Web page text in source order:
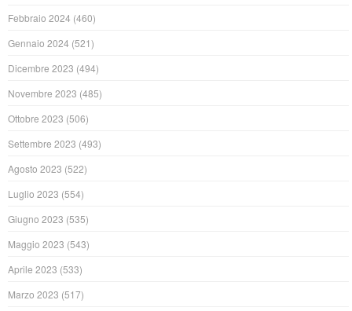
Febbraio 2024 (460)
Gennaio 2024 (521)
Dicembre 2023 (494)
Novembre 2023 (485)
Ottobre 2023 (506)
Settembre 2023 (493)
Agosto 2023 (522)
Luglio 2023 (554)
Giugno 2023 (535)
Maggio 2023 (543)
Aprile 2023 (533)
Marzo 2023 (517)